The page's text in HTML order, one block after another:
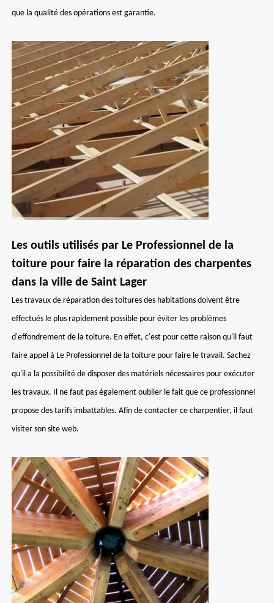
que la qualité des opérations est garantie.
Les outils utilisés par Le Professionnel de la
toiture pour faire la réparation des charpentes
dans la ville de Saint Lager
Les travaux de réparation des toitures des habitations doivent être
effectués le plus rapidement possible pour éviter les problèmes
d'effondrement de la toiture. En effet, c'est pour cette raison qu'il faut
faire appel à Le Professionnel de la toiture pour faire le travail. Sachez
qu'il a la possibilité de disposer des matériels nécessaires pour exécuter
les travaux. Il ne faut pas également oublier le fait que ce professionnel
propose des tarifs imbattables. Afin de contacter ce charpentier, il faut
visiter son site web.